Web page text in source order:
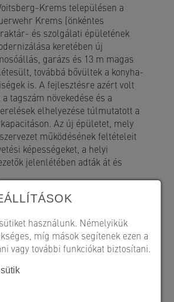
Krems településen a
Krems (önkéntes
és szolgálati épületének
keretében új
garázs és 13 m magas
továbbá bővültek a konyha-
is. A fejlesztésre azért volt
tagszám növekedése és a
elhelyezése túlmutatott a
Az új épületet, mely
működésének feltételeit
képességeket, a helyi
jelenlétében adták át és
használunk. Némelyikük
míg mások segítenek ezen a
vagy további funkciókat biztosítani.